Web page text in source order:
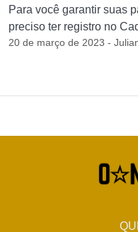
Para você garantir suas
preciso ter registro no
20 de março de 2023 -